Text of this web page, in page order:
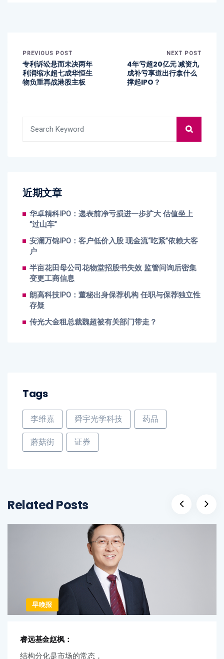
PREVIOUS POST
专利诉讼悬而未决两年
利润缩水超七成华恒生
物负重再战港股主板
NEXT POST
4年亏超20亿元 减资九
成补亏享道出行拿什么
撑起IPO？
近期文章
华卓精科IPO：递表前净亏损进一步扩大 估值坐上
“过山车”
安澜万锦IPO：客户低价入股 现金流“吃紧”依赖大客
户
半亩花田母公司花物堂招股书失效 监管问询后密集
变更工商信息
朗高科技IPO：董秘出身保荐机构 任职与保荐独立性
存疑
传光大金租总裁魏超被有关部门带走？
Tags
李维嘉 舜宇光学科技 药品
蘑菇街 证券
Related Posts
早晚报
睿远基金赵枫：
结构分化是市场的常态，